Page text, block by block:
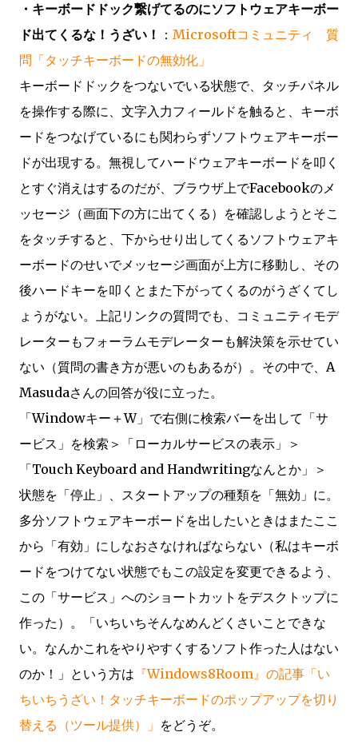
・キーボードドック繋げてるのにソフトウェアキーボー
ド出てくるな！うざい！
： Microsoftコミュニティ 質
問「タッチキーボードの無効化」
キーボードドックをつないでいる状態で、タッチパネル
を操作する際に、文字入力フィールドを触ると、キーボ
ードをつなげているにも関わらずソフトウェアキーボー
ドが出現する。無視してハードウェアキーボードを叩く
とすぐ消えはするのだが、ブラウザ上でFacebookのメ
ッセージ（画面下の方に出てくる）を確認しようとそこ
をタッチすると、下からせり出してくるソフトウェアキ
ーボードのせいでメッセージ画面が上方に移動し、その
後ハードキーを叩くとまた下がってくるのがうざくてし
ょうがない。上記リンクの質問でも、コミュニティモデ
レーターもフォーラムモデレーターも解決策を示せてい
ない（質問の書き方が悪いのもあるが）。その中で、A
Masudaさんの回答が役に立った。
「Windowキー＋W」で右側に検索バーを出して「サ
ービス」を検索＞「ローカルサービスの表示」＞
「Touch Keyboard and Handwritingなんとか」＞
状態を「停止」、スタートアップの種類を「無効」に。
多分ソフトウェアキーボードを出したいときはまたここ
から「有効」にしなおさなければならない（私はキーボ
ードをつけてない状態でもこの設定を変更できるよう、
この「サービス」へのショートカットをデスクトップに
作った）。「いちいちそんなめんどくさいことできな
い。なんかこれをやりやすくするソフト作った人はない
のか！」という方は 『Windows8Room』の記事「い
ちいちうざい！タッチキーボードのポップアップを切り
替える（ツール提供）」 をどうぞ。